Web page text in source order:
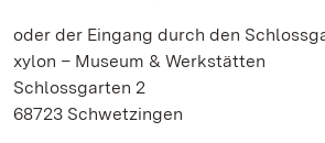
oder der Eingang durch den
xylon – Museum & Werkstätten
Schlossgarten 2
68723 Schwetzingen